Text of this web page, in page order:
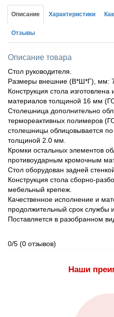
Описание Характеристики
Отзывы
Описание товара
Стол руководителя.
Размеры внешние (В*Ш*Г), мм:
Конструкция стола
материалов толщиной 16 мм
Столешница дополнительно
термореактивных полимеров
столешницы облицовывается
толщиной 2.0 мм.
Кромки остальных элементов
противоударным кромочным
Стол оборудован задней
Конструкция стола сборно-
мебельный крепеж.
Качественное исполнение и
продолжительный срок службы
Поставляется в разобранном
0/5 (0 отзывов)
Наши